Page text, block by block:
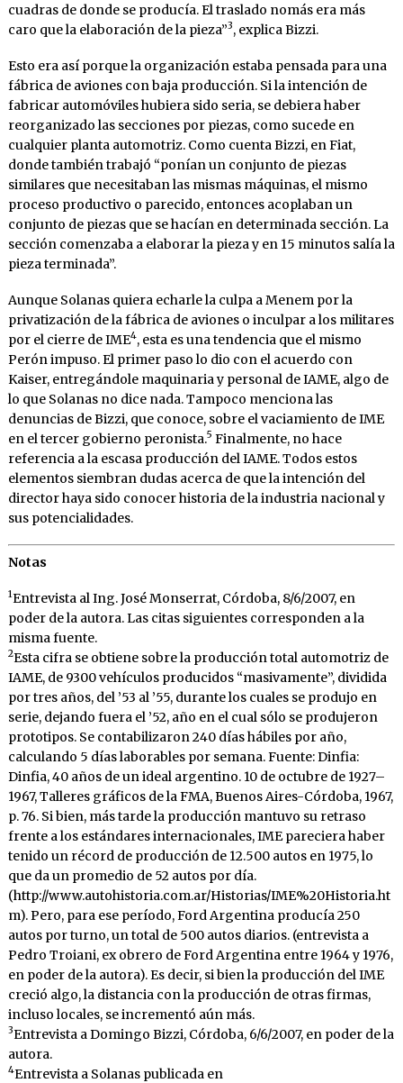
cuadras de donde se producía. El traslado nomás era más
caro que la elaboración de la pieza”3, explica Bizzi.
Esto era así porque la organización estaba pensada para una
fábrica de aviones con baja producción. Si la intención de
fabricar automóviles hubiera sido seria, se debiera haber
reorganizado las secciones por piezas, como sucede en
cualquier planta automotriz. Como cuenta Bizzi, en Fiat,
donde también trabajó “ponían un conjunto de piezas
similares que necesitaban las mismas máquinas, el mismo
proceso productivo o parecido, entonces acoplaban un
conjunto de piezas que se hacían en determinada sección. La
sección comenzaba a elaborar la pieza y en 15 minutos salía la
pieza terminada”.
Aunque Solanas quiera echarle la culpa a Menem por la
privatización de la fábrica de aviones o inculpar a los militares
por el cierre de IME4, esta es una tendencia que el mismo
Perón impuso. El primer paso lo dio con el acuerdo con
Kaiser, entregándole maquinaria y personal de IAME, algo de
lo que Solanas no dice nada. Tampoco menciona las
denuncias de Bizzi, que conoce, sobre el vaciamiento de IME
en el tercer gobierno peronista.5 Finalmente, no hace
referencia a la escasa producción del IAME. Todos estos
elementos siembran dudas acerca de que la intención del
director haya sido conocer historia de la industria nacional y
sus potencialidades.
Notas
1Entrevista al Ing. José Monserrat, Córdoba, 8/6/2007, en
poder de la autora. Las citas siguientes corresponden a la
misma fuente.
2Esta cifra se obtiene sobre la producción total automotriz de
IAME, de 9300 vehículos producidos “masivamente”, dividida
por tres años, del ’53 al ’55, durante los cuales se produjo en
serie, dejando fuera el ’52, año en el cual sólo se produjeron
prototipos. Se contabilizaron 240 días hábiles por año,
calculando 5 días laborables por semana. Fuente: Dinfia:
Dinfia, 40 años de un ideal argentino. 10 de octubre de 1927–
1967, Talleres gráficos de la FMA, Buenos Aires-Córdoba, 1967,
p. 76. Si bien, más tarde la producción mantuvo su retraso
frente a los estándares internacionales, IME pareciera haber
tenido un récord de producción de 12.500 autos en 1975, lo
que da un promedio de 52 autos por día.
(http://www.autohistoria.com.ar/Historias/IME%20Historia.ht
m). Pero, para ese período, Ford Argentina producía 250
autos por turno, un total de 500 autos diarios. (entrevista a
Pedro Troiani, ex obrero de Ford Argentina entre 1964 y 1976,
en poder de la autora). Es decir, si bien la producción del IME
creció algo, la distancia con la producción de otras firmas,
incluso locales, se incrementó aún más.
3Entrevista a Domingo Bizzi, Córdoba, 6/6/2007, en poder de la
autora.
4Entrevista a Solanas publicada en